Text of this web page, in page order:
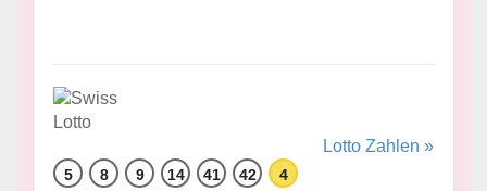
Lotto Zahlen »
5 8 9 14 41 42 4